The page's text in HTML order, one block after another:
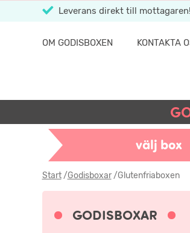
Leverans direkt till mottagaren!
OM GODISBOXEN KONTAKTA
välj box
Start/Godisboxar/Glutenfriaboxen
GODISBOXAR